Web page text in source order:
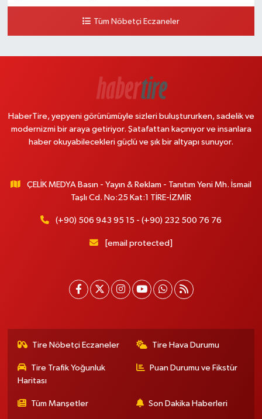
Tüm Nöbetçi Eczaneler
HaberTire, yepyeni görünümüyle sizleri buluştururken, sadelik ve
modernizmi bir araya getiriyor. Şatafattan kaçınıyor ve insanlara
haber okuyabilecekleri güçlü ve şık bir altyapı sunuyor.
ÇELİK MEDYA Basın - Yayın & Reklam - Tanıtım Yeni Mh. İsmail
Taşlı Cd. No:25 Kat:1 TİRE-İZMİR
(+90) 506 943 95 15 - (+90) 232 500 76 76
[email protected]
Tire Nöbetçi Eczaneler Tire Hava Durumu
Tire Trafik Yoğunluk
Haritası
Puan Durumu ve Fikstür
Tüm Manşetler Son Dakika Haberleri